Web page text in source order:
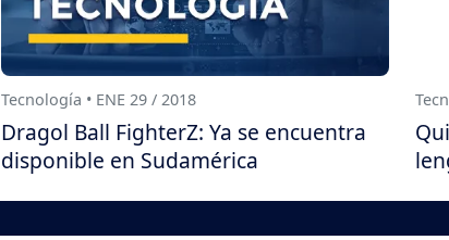
Tecnología • ENE 29 / 2018
Dragol Ball FighterZ: Ya se encuentra
disponible en Sudamérica